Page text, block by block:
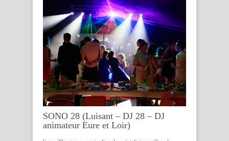
SONO 28 (Luisant – DJ 28 – DJ
animateur Eure et Loir)